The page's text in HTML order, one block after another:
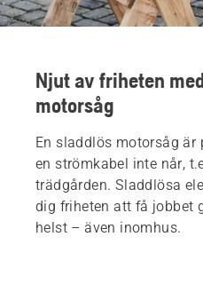
Njut av friheten
motorsåg
En sladdlös motorsåg är
en strömkabel inte når,
trädgården. Sladdlösa
dig friheten att få jobbet
helst – även inomhus.